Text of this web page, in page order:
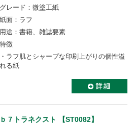
グレード：微塗工紙
紙面：ラフ
用途：書籍、雑誌要素
特徴
・ラフ肌とシャープな印刷上がりの個性溢
れる紙
ｂ７トラネクスト 【ST0082】